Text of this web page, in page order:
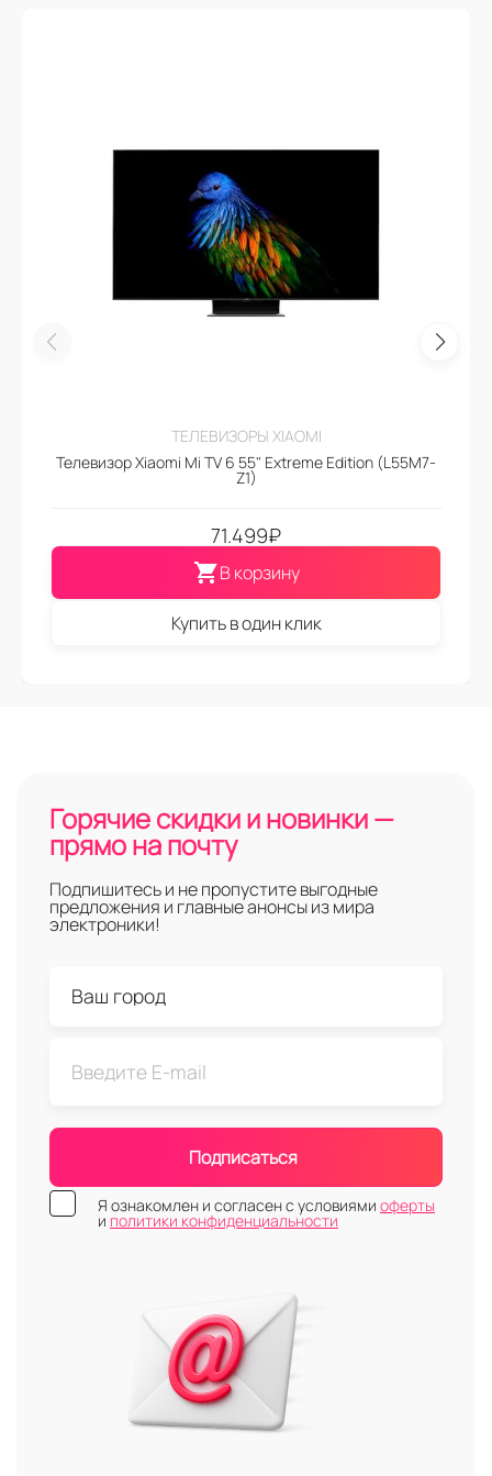
ТЕЛЕВИЗОРЫ XIAOMI
Телевизор Xiaomi Mi TV 6 55" Extreme Edition (L55M7-
Z1)
71.499₽
В корзину
Купить в один клик
Горячие скидки и новинки —
прямо на почту
Подпишитесь и не пропустите выгодные
предложения и главные анонсы из мира
электроники!
Подписаться
Я ознакомлен и согласен с условиями оферты
и политики конфиденциальности